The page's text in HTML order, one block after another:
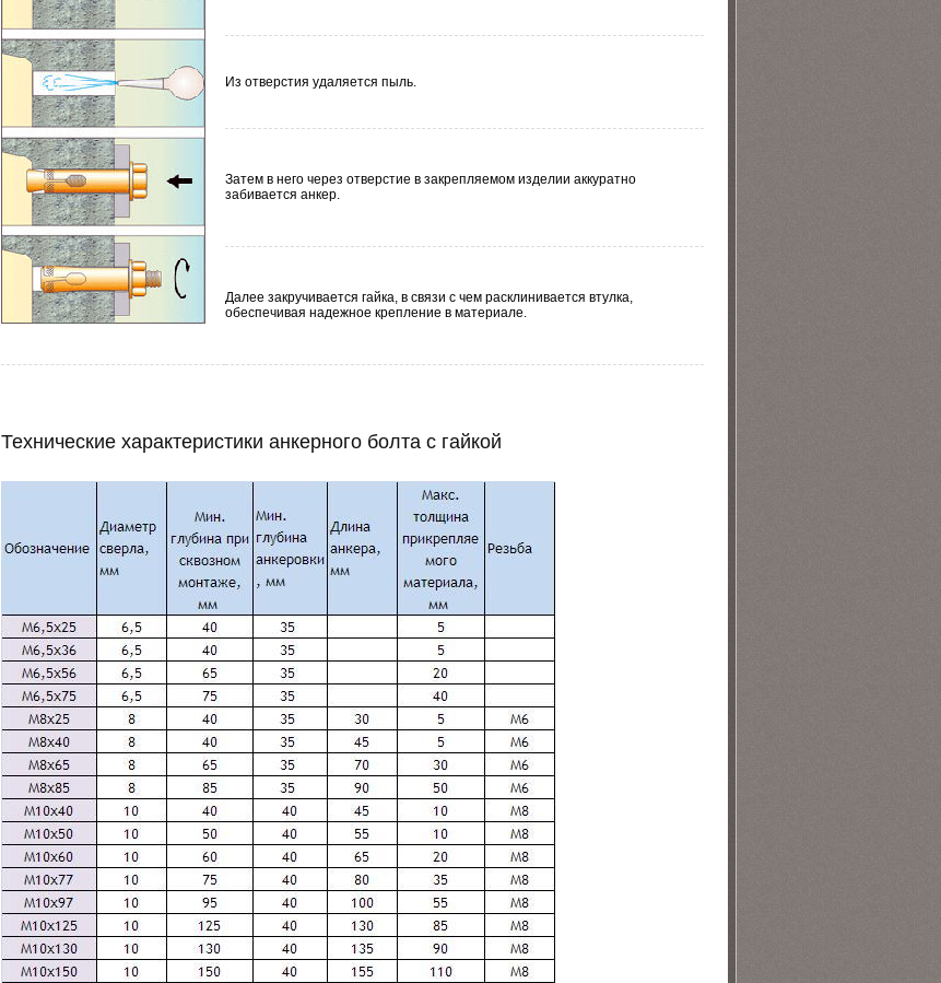
Из отверстия удаляется пыль.
Затем в него через отверстие в закрепляемом изделии аккуратно
забивается анкер.
Далее закручивается гайка, в связи с чем расклинивается втулка,
обеспечивая надежное крепление в материале.
Технические характеристики анкерного болта с гайкой